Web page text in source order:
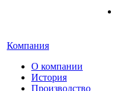
Компания
О компании
История
Производство